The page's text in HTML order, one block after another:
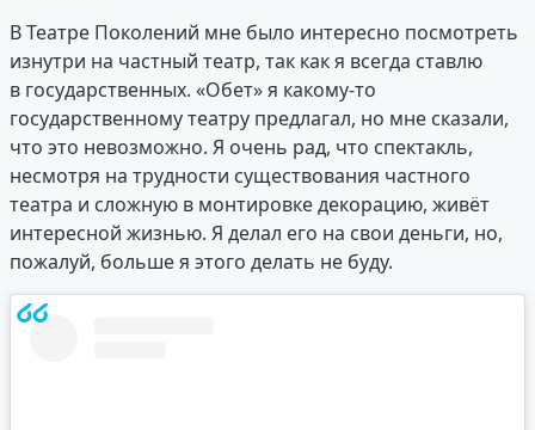
В Театре Поколений мне было интересно посмотреть
изнутри на частный театр, так как я всегда ставлю
в государственных. «Обет» я какому-то
государственному театру предлагал, но мне сказали,
что это невозможно. Я очень рад, что спектакль,
несмотря на трудности существования частного
театра и сложную в монтировке декорацию, живёт
интересной жизнью. Я делал его на свои деньги, но,
пожалуй, больше я этого делать не буду.